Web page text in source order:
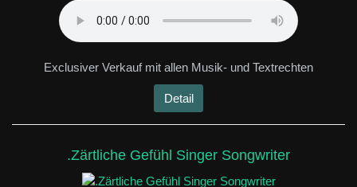
Exclusiver Verkauf mit allen Musik- und Textrechten
Detail
.Zärtliche Gefühl Singer Songwriter